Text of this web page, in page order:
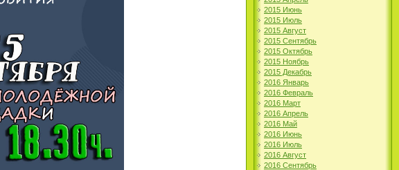
2015 Июнь
2015 Июль
2015 Август
2015 Сентябрь
2015 Октябрь
2015 Ноябрь
2015 Декабрь
2016 Январь
2016 Февраль
2016 Март
2016 Апрель
2016 Май
2016 Июнь
2016 Июль
2016 Август
2016 Сентябрь